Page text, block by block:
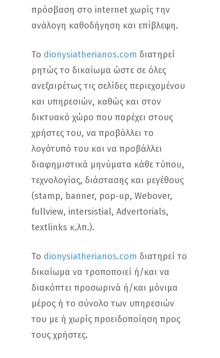
πρόσβαση στο internet χωρίς την
ανάλογη καθοδήγηση και επίβλεψη.
Το dionysiatherianos.com διατηρεί
ρητώς το δικαίωμα ώστε σε όλες
ανεξαιρέτως τις σελίδες περιεχομένου
και υπηρεσιών, καθώς και στον
δικτυακό χώρο που παρέχει στους
χρήστες του, να προβάλλει το
λογότυπό του και να προβάλλει
διαφημιστικά μηνύματα κάθε τύπου,
τεχνολογίας, διάστασης και μεγέθους
(stamp, banner, pop-up, Webover,
fullview, intersistial, Advertorials,
textlinks κ.λπ.).
Το dionysiatherianos.com διατηρεί το
δικαίωμα να τροποποιεί ή/και να
διακόπτει προσωρινά ή/και μόνιμα
μέρος ή το σύνολο των υπηρεσιών
του με ή χωρίς προειδοποίηση προς
τους χρήστες.